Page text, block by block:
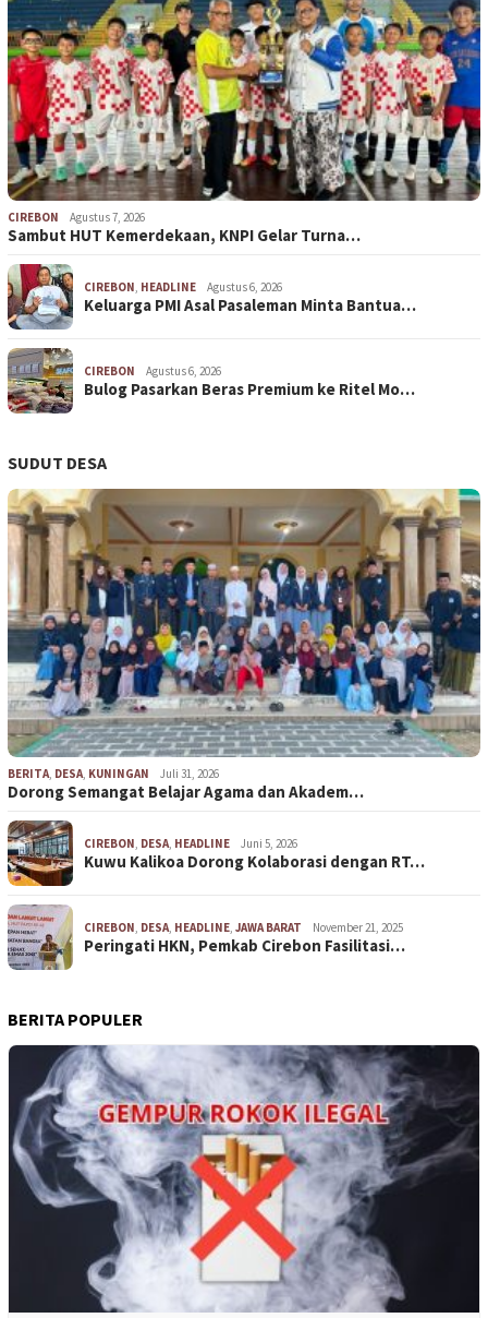
CIREBON Agustus 7, 2026
Sambut HUT Kemerdekaan, KNPI Gelar Turna…
CIREBON HEADLINE Agustus 6, 2026
Keluarga PMI Asal Pasaleman Minta Bantua…
CIREBON Agustus 6, 2026
Bulog Pasarkan Beras Premium ke Ritel Mo…
SUDUT DESA
BERITA DESA KUNINGAN Juli 31, 2026
Dorong Semangat Belajar Agama dan Akadem…
CIREBON DESA HEADLINE Juni 5, 2026
Kuwu Kalikoa Dorong Kolaborasi dengan RT…
CIREBON DESA HEADLINE JAWA BARAT November 21, 2025
Peringati HKN, Pemkab Cirebon Fasilitasi…
BERITA POPULER